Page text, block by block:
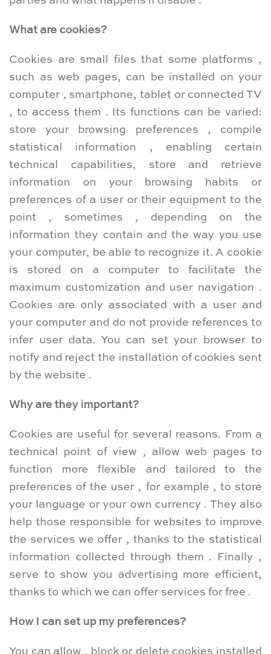
What are cookies?
Cookies are small files that some platforms ,
such as web pages, can be installed on your
computer , smartphone, tablet or connected TV
, to access them . Its functions can be varied:
store your browsing preferences , compile
statistical information , enabling certain
technical capabilities, store and retrieve
information on your browsing habits or
preferences of a user or their equipment to the
point , sometimes , depending on the
information they contain and the way you use
your computer, be able to recognize it. A cookie
is stored on a computer to facilitate the
maximum customization and user navigation .
Cookies are only associated with a user and
your computer and do not provide references to
infer user data. You can set your browser to
notify and reject the installation of cookies sent
by the website .
Why are they important?
Cookies are useful for several reasons. From a
technical point of view , allow web pages to
function more flexible and tailored to the
preferences of the user , for example , to store
your language or your own currency . They also
help those responsible for websites to improve
the services we offer , thanks to the statistical
information collected through them . Finally ,
serve to show you advertising more efficient,
thanks to which we can offer services for free .
How I can set up my preferences?
You can allow , block or delete cookies installed